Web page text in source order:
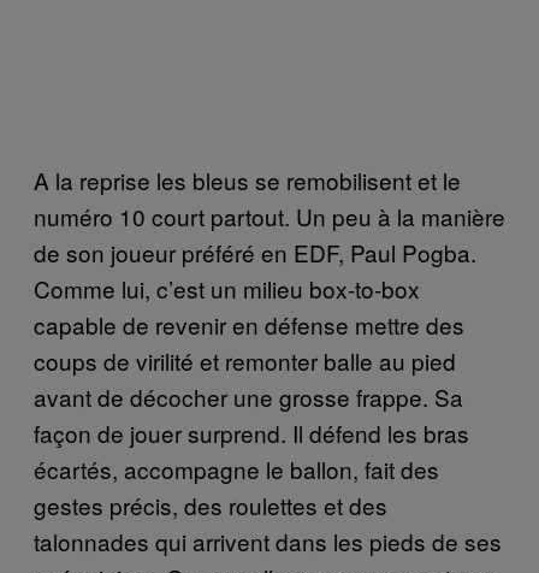
A la reprise les bleus se remobilisent et le
numéro 10 court partout. Un peu à la manière
de son joueur préféré en EDF, Paul Pogba.
Comme lui, c’est un milieu box-to-box
capable de revenir en défense mettre des
coups de virilité et remonter balle au pied
avant de décocher une grosse frappe. Sa
façon de jouer surprend. Il défend les bras
écartés, accompagne le ballon, fait des
gestes précis, des roulettes et des
talonnades qui arrivent dans les pieds de ses